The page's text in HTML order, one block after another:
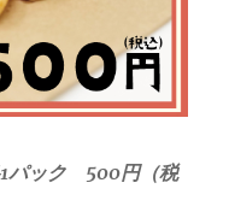
1パック 500円（税